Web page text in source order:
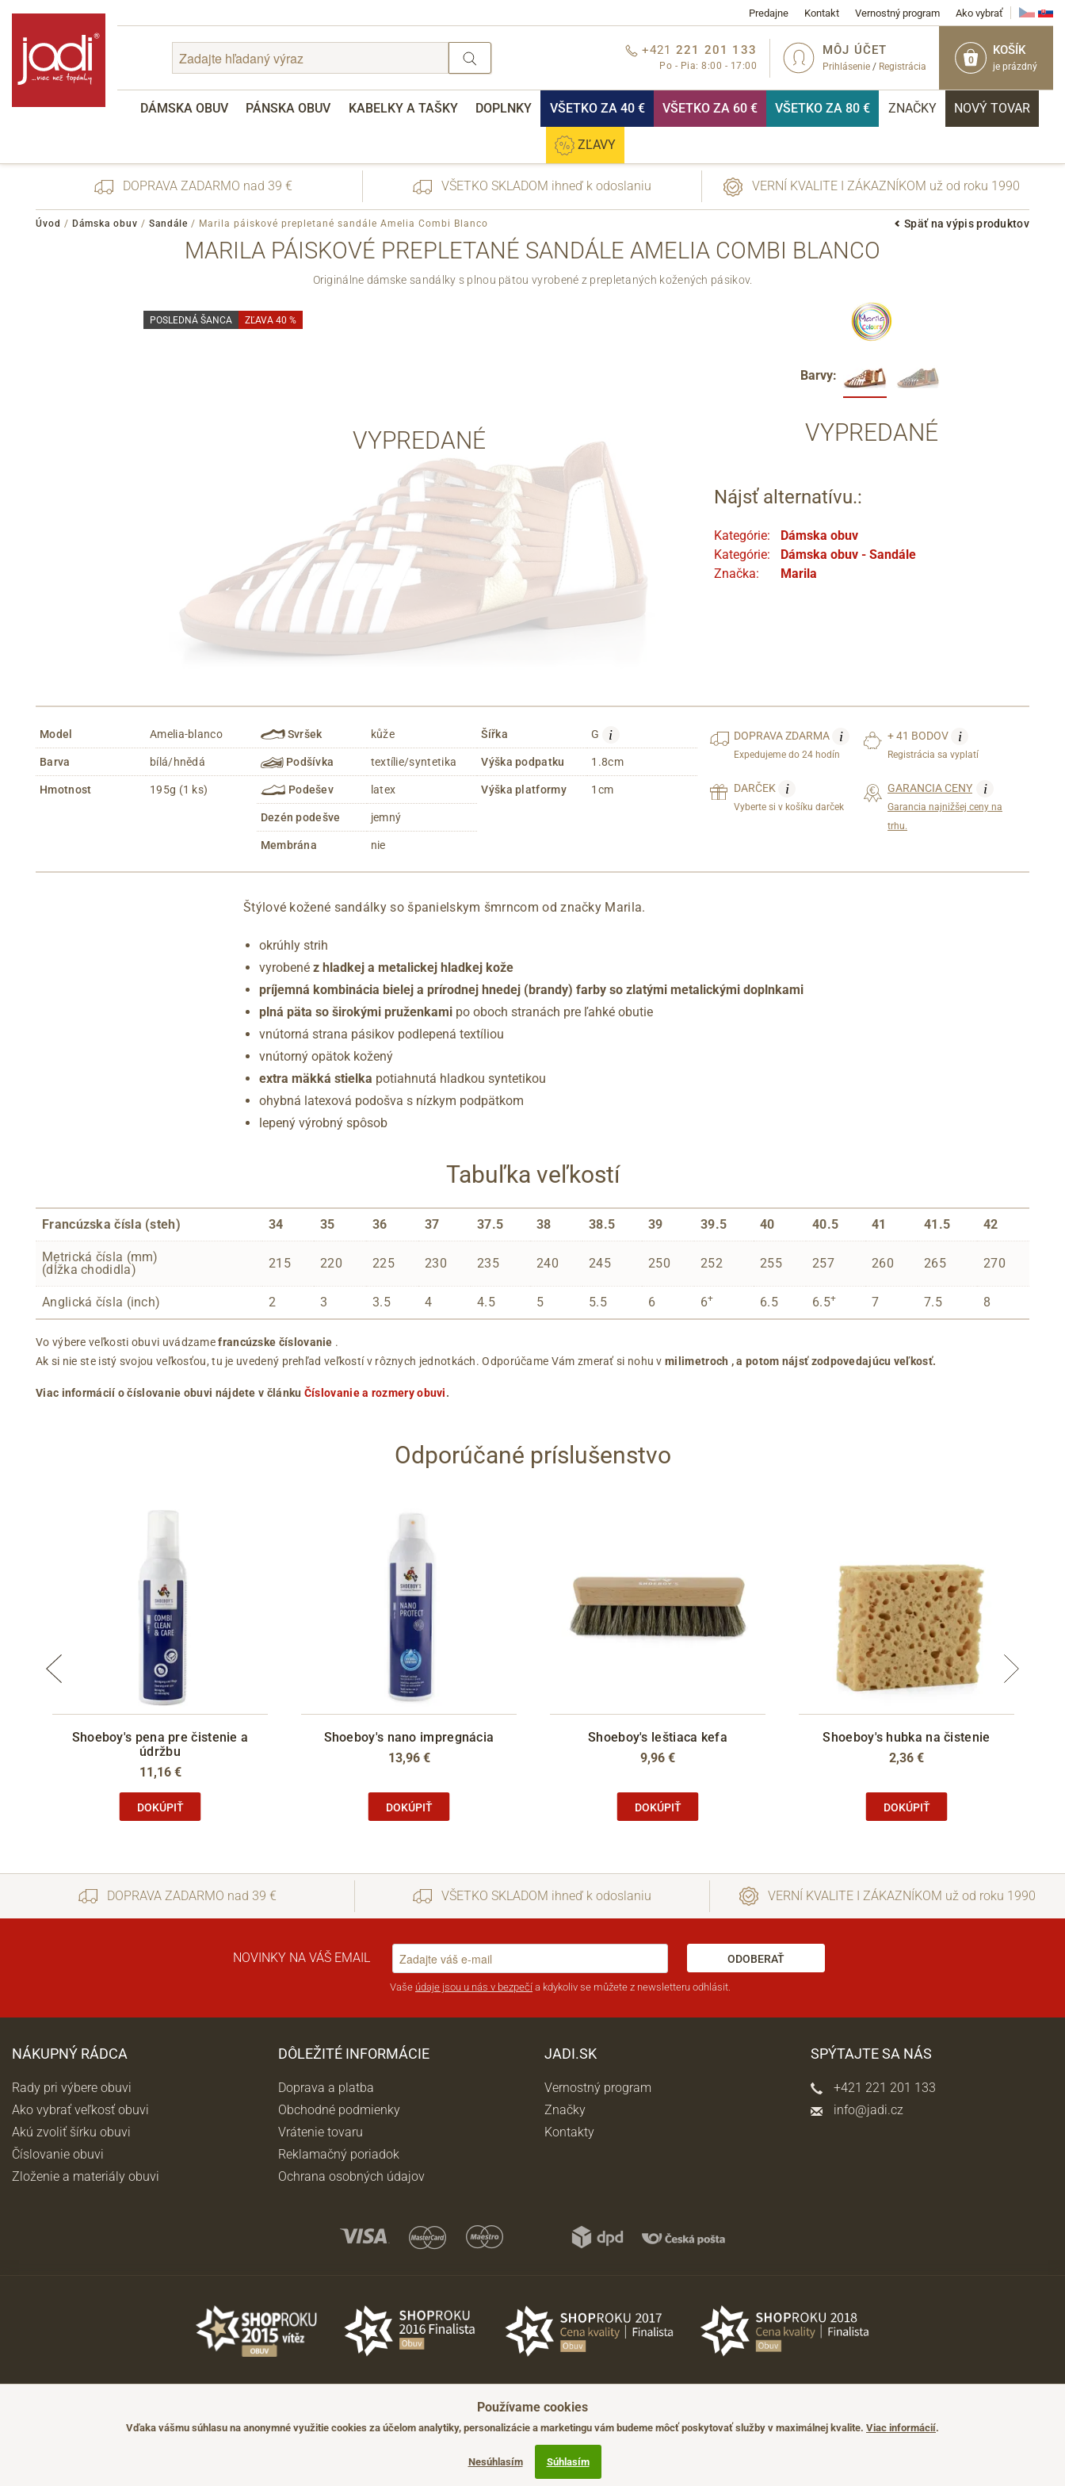
Predajne Kontakt Vernostný program Ako vybrať
0
KOŠÍK
je prázdný
MÔJ ÚČET
Prihlásenie / Registrácia
+421 221 201 133
Po - Pia: 8:00 - 17:00
DÁMSKA OBUV PÁNSKA OBUV KABELKY A TAŠKY DOPLNKY VŠETKO ZA 40 € VŠETKO ZA 60 € VŠETKO ZA 80 € ZNAČKY NOVÝ TOVAR
ZĽAVY
Zabudnuté heslo
DOPRAVA ZADARMO nad 39 € VŠETKO SKLADOM ihneď k odoslaniu VERNÍ KVALITE I ZÁKAZNÍKOM už od roku 1990
Späť na výpis produktov
Úvod / Dámska obuv / Sandále / Marila páiskové prepletané sandále Amelia Combi Blanco
MARILA PÁISKOVÉ PREPLETANÉ SANDÁLE AMELIA COMBI BLANCO
Originálne dámske sandálky s plnou pätou vyrobené z prepletaných kožených pásikov.
VYPREDANÉ
POSLEDNÁ ŠANCA ZĽAVA 40 %
Barvy:
VYPREDANÉ
Nájsť alternatívu.:
Kategórie:
Dámska obuv
Kategórie:
Dámska obuv - Sandále
Značka:
Marila
Model Amelia-blanco
Barva bílá/hnědá
Hmotnost 195g (1 ks)
Svršek kůže
Podšívka textílie/syntetika
Podešev latex
Dezén podešve jemný
Membrána nie
Šířka G i
Výška podpatku 1.8cm
Výška platformy 1cm
DOPRAVAZDARMA i
Expedujeme do 24 hodín
+ 41 BODOV i
Registrácia sa vyplatí
DARČEK i
Vyberte si v košíku darček
GARANCIA CENY i
Garancia najnižšej ceny na
trhu.
Štýlové kožené sandálky so španielskym šmrncom od značky Marila.
okrúhly strih
vyrobené z hladkej a metalickej hladkej kože
príjemná kombinácia bielej a prírodnej hnedej (brandy) farby so zlatými metalickými doplnkami
plná päta so širokými pruženkami po oboch stranách pre ľahké obutie
vnútorná strana pásikov podlepená textíliou
vnútorný opätok kožený
extra mäkká stielka potiahnutá hladkou syntetikou
ohybná latexová podošva s nízkym podpätkom
lepený výrobný spôsob
Tabuľka veľkostí
Francúzska čísla (steh) 34 35 36 37 37.5 38 38.5 39 39.5 40 40.5 41 41.5 42
Metrická čísla (mm)
(dĺžka chodidla)
215 220 225 230 235 240 245 250 252 255 257 260 265 270
Anglická čísla (inch) 2 3 3.5 4 4.5 5 5.5 6 6+ 6.5 6.5+ 7 7.5 8
Vo výbere veľkosti obuvi uvádzamefrancúzske číslovanie .
Ak si nie ste istý svojou veľkosťou, tu je uvedený prehľad veľkostí v rôznych jednotkách. Odporúčame Vám zmerať si nohu vmilimetroch , a potom nájsť zodpovedajúcu veľkosť.
Viac informácií o číslovanie obuvi nájdete v článku Číslovanie a rozmery obuvi.
Odporúčané príslušenstvo
Shoeboy's pena pre čistenie a
údržbu
11,16 €
DOKÚPIŤ
Shoeboy's nano impregnácia
13,96 €
DOKÚPIŤ
Shoeboy's leštiaca kefa
9,96 €
DOKÚPIŤ
Shoeboy's hubka na čistenie
2,36 €
DOKÚPIŤ
DOPRAVA ZADARMO nad 39 € VŠETKO SKLADOM ihneď k odoslaniu VERNÍ KVALITE I ZÁKAZNÍKOM už od roku 1990
NOVINKY NA VÁŠ EMAIL ODOBERAŤ
Vaše údaje jsou u nás v bezpečí a kdykoliv se můžete z newsletteru odhlásit.
NÁKUPNÝ RÁDCA
Rady pri výbere obuvi
Ako vybrať veľkosť obuvi
Akú zvoliť šírku obuvi
Číslovanie obuvi
Zloženie a materiály obuvi
DÔLEŽITÉ INFORMÁCIE
Doprava a platba
Obchodné podmienky
Vrátenie tovaru
Reklamačný poriadok
Ochrana osobných údajov
JADI.SK
Vernostný program
Značky
Kontakty
SPÝTAJTE SA NÁS
+421 221 201 133
info@jadi.cz
Simplia.cz .
Používame cookies
Vďaka vášmu súhlasu na anonymné využitie cookies za účelom analytiky, personalizácie a marketingu vám budeme môcť poskytovať služby v maximálnej kvalite. Viac informácií.
Nesúhlasím Súhlasím